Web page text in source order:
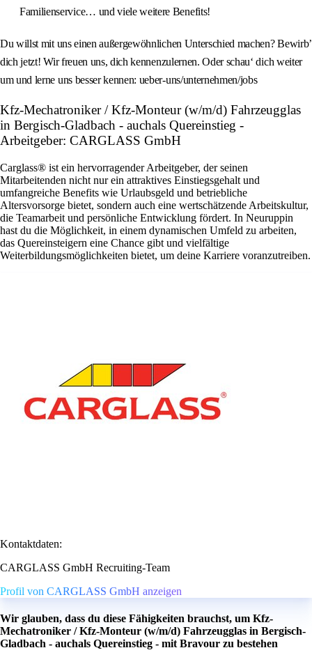
Familienservice… und viele weitere Benefits!
Du willst mit uns einen außergewöhnlichen Unterschied machen? Bewirb’
dich jetzt! Wir freuen uns, dich kennenzulernen. Oder schau‘ dich weiter
um und lerne uns besser kennen: ueber-uns/unternehmen/jobs
Kfz-Mechatroniker / Kfz-Monteur (w/m/d) Fahrzeugglas
in Bergisch-Gladbach - auchals Quereinstieg -
Arbeitgeber: CARGLASS GmbH
Carglass® ist ein hervorragender Arbeitgeber, der seinen
Mitarbeitenden nicht nur ein attraktives Einstiegsgehalt und
umfangreiche Benefits wie Urlaubsgeld und betriebliche
Altersvorsorge bietet, sondern auch eine wertschätzende Arbeitskultur,
die Teamarbeit und persönliche Entwicklung fördert. In Neuruppin
hast du die Möglichkeit, in einem dynamischen Umfeld zu arbeiten,
das Quereinsteigern eine Chance gibt und vielfältige
Weiterbildungsmöglichkeiten bietet, um deine Karriere voranzutreiben.
Kontaktdaten:
CARGLASS GmbH Recruiting-Team
Profil von CARGLASS GmbH anzeigen
Wir glauben, dass du diese Fähigkeiten brauchst, um Kfz-
Mechatroniker / Kfz-Monteur (w/m/d) Fahrzeugglas in Bergisch-
Gladbach - auchals Quereinstieg - mit Bravour zu bestehen